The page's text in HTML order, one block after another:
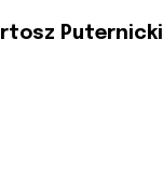
Puternicki